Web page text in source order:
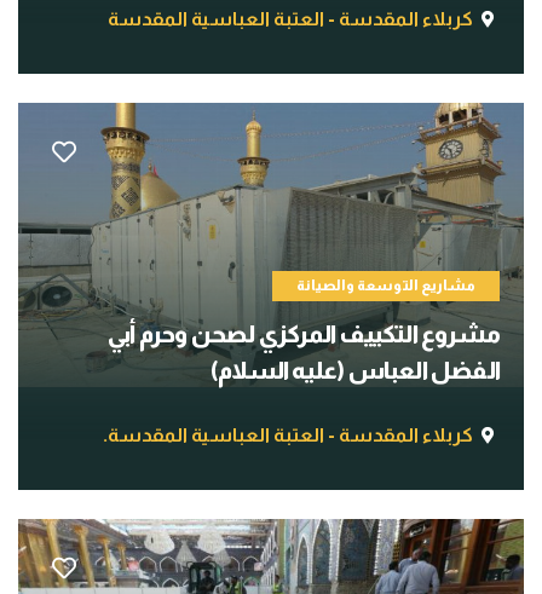
كربلاء المقدسة - العتبة العباسية المقدسة
مشاريع التوسعة والصيانة
مشروع التكييف المركزي لصحن وحرم أبي
الفضل العباس (عليه السلام)
كربلاء المقدسة - العتبة العباسية المقدسة.